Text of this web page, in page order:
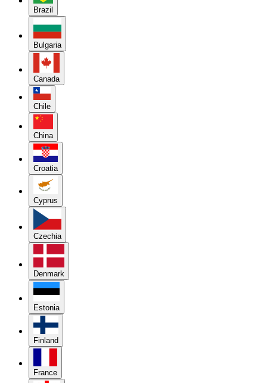
Brazil
Bulgaria
Canada
Chile
China
Croatia
Cyprus
Czechia
Denmark
Estonia
Finland
France